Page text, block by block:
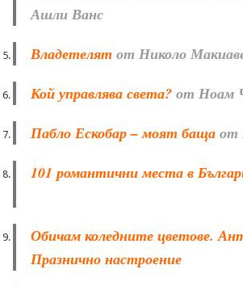
Ашли Ванс
Владетелят от Николо
Кой управлява света?от Ноам
Пабло Ескобар – моят бащаот
101 романтични места в
Обичам коледните цветове.
Празнично настроение